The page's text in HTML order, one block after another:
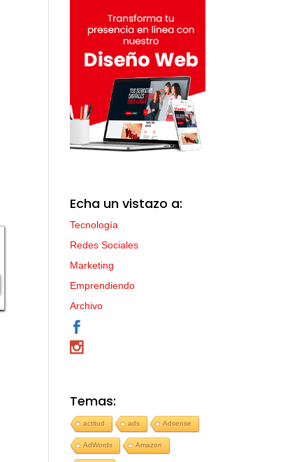
Echa un vistazo a:
Tecnología
Redes Sociales
Marketing
Emprendiendo
Archivo
Temas:
actitud ads Adsense
AdWords Amazon